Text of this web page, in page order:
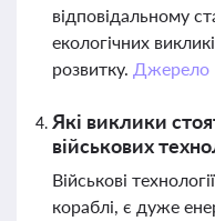
відповідальному
екологічних
розвитку. Джерело
Які виклики
військових
Військові
кораблі, є дуже